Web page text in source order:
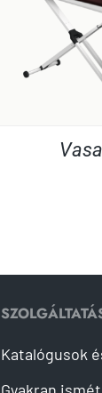
Katalógusok